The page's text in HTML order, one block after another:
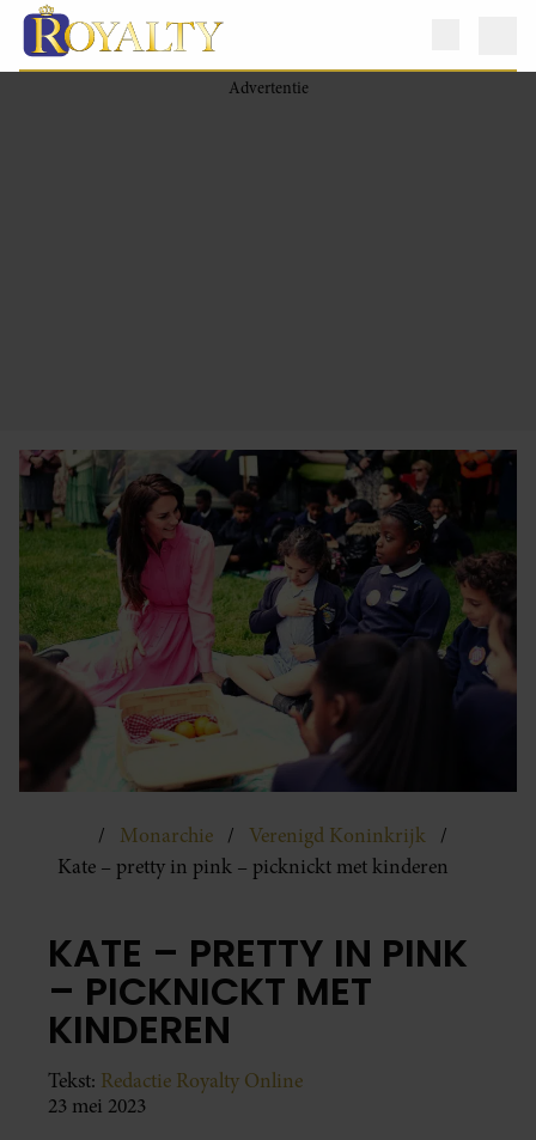
Monarchie
Verenigd Koninkrijk
Kate – pretty in pink – picknickt met kinderen
KATE – PRETTY IN PINK
– PICKNICKT MET
KINDEREN
Tekst: Redactie Royalty Online
23 mei 2023